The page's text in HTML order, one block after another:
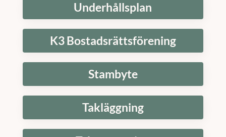
Underhållsplan
K3 Bostadsrättsförening
Stambyte
Takläggning